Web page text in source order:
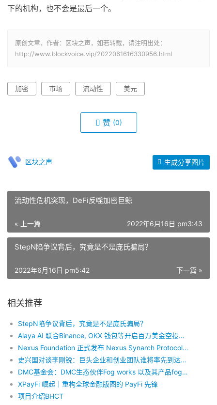
下的机构，也不会是最后一个。
原创文章，作者：区块之声，如若转载，请注明出处：
http://www.blockvoice.vip/2022061616330956.html
加密 市场 流动性 美元
赞 (0)
区块之声 生成分享图片
流动性危机突现，DeFi反噬加密巨鲸
« 上一篇 2022年6月16日 pm3:43
StepN陷争议背后，究竟是不是庞氏骗局？
下一篇 »
2022年6月16日 pm5:42
相关推荐
StepN陷争议背后，究竟是不是庞氏骗局？
Alaya AI 联合Binance, OKX 钱包等开启百万美金空投活动，助力Web3 AI生态发展
Nexus Foundation 正式发布 Nexus Synarch Protocol（同治协议）
史兴国对谈李刚锐：巨头企业和创业团队谁将率先到达Web3彼岸？
DMC基金会：DMC生态伙伴Fog works 以及其产品foggie的深度分析
XPayFi 崛起｜重构全球金融版图的 PayFi 先锋
项目介绍BHCT